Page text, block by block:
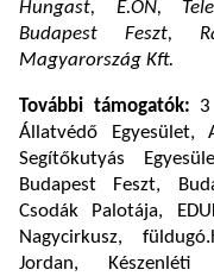
Hungast, E.ON,
Budapest Feszt,
Magyarország Kft.
További támogatók:
Állatvédő Egyesület,
Segítőkutyás
Budapest Feszt,
Csodák Palotája,
Nagycirkusz,
Jordan, Készenléti